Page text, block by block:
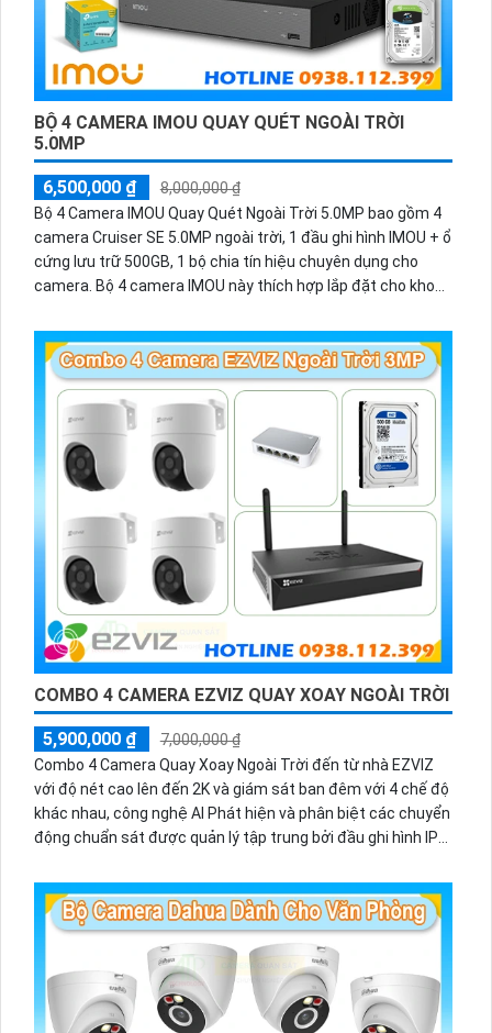
BỘ 4 CAMERA IMOU QUAY QUÉT NGOÀI TRỜI
5.0MP
6,500,000 ₫
8,000,000 ₫
Bộ 4 Camera IMOU Quay Quét Ngoài Trời 5.0MP bao gồm 4
camera Cruiser SE 5.0MP ngoài trời, 1 đầu ghi hình IMOU + ổ
cứng lưu trữ 500GB, 1 bộ chia tín hiệu chuyên dụng cho
camera. Bộ 4 camera IMOU này thích hợp lắp đặt cho kho
trời.
COMBO 4 CAMERA EZVIZ QUAY XOAY NGOÀI TRỜI
5,900,000 ₫
7,000,000 ₫
Combo 4 Camera Quay Xoay Ngoài Trời đến từ nhà EZVIZ
với độ nét cao lên đến 2K và giám sát ban đêm với 4 chế độ
khác nhau, công nghệ AI Phát hiện và phân biệt các chuyển
động chuẩn sát được quản lý tập trung bởi đầu ghi hình IP